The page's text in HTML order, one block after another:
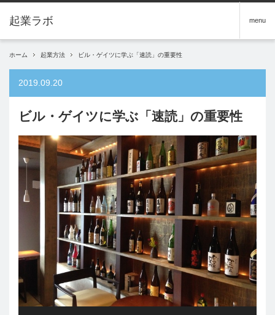
menu
ホーム 起業方法 ビル・ゲイツに学ぶ「速読」の重要性
2019.09.20
ビル・ゲイツに学ぶ「速読」の重要性